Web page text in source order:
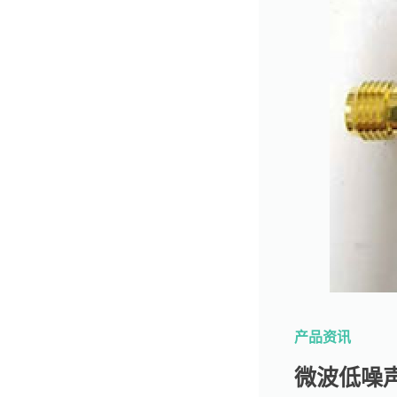
产品资讯
微波低噪